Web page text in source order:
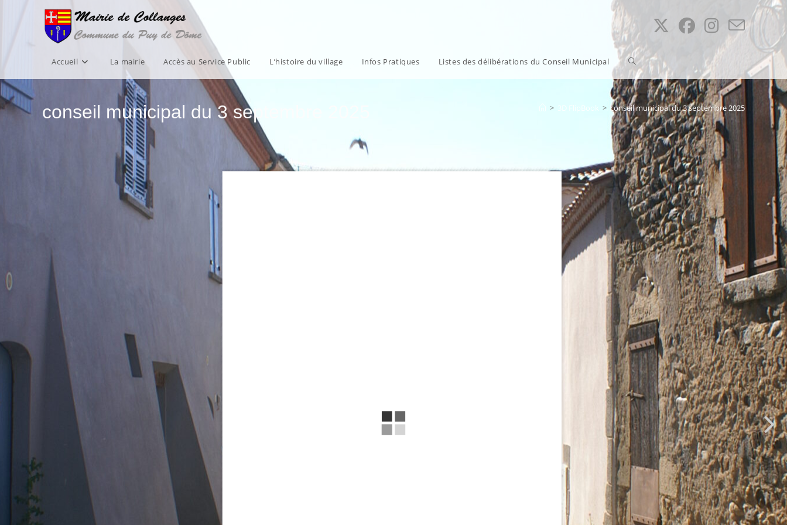
Accueil La mairie Accès au Service Public L’histoire du village Infos Pratiques Listes des délibérations du Conseil Municipal Toggle
website
search
conseil municipal du 3 septembre 2025 > 3D FlipBook > conseil municipal du 3 septembre 2025